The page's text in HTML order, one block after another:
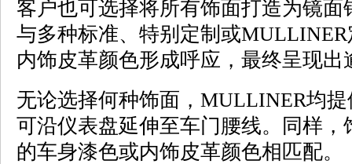
客户也可选择将所有饰面打造为镜
与多种标准、特别定制或
内饰皮革颜色形成呼应，最终呈现出
无论选择何种饰面，MULLINER均
可沿仪表盘延伸至车门腰线。同样
的车身漆色或内饰皮革颜色相匹配。